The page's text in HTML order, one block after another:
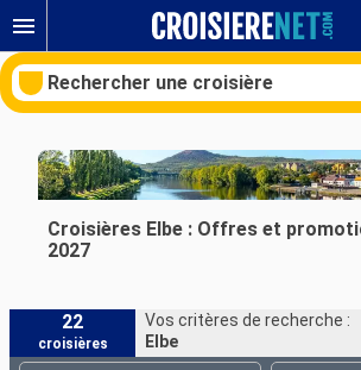
Rechercher une croisière
Ports
Croisières Elbe : Offres et
2027
22
croisières
Vos critères de recherche :
Elbe